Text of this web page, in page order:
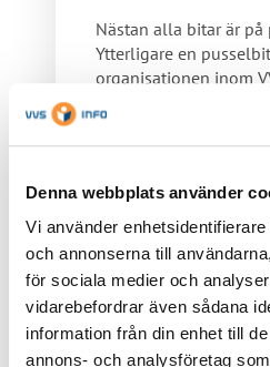
Denna webbplats använder
Vi använder
och annonserna till
för sociala medier och
vidarebefordrar även sådana
information från din enhet till
annons- och analysföretag
Nästan alla bitar är på
Ytterligare en
organisationen inom
Läs mer »
Viktiga länkar